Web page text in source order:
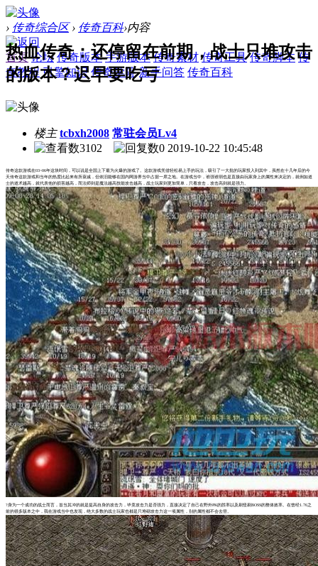
› 传奇综合区 › 传奇百科›内容
首页 论坛 传奇版本 手游版本 传奇素材 传奇工具 传奇脚本 传
奇教程 引擎知识 传奇学院 新手问答 传奇百科
热血传奇：还停留在前期，战士只堆攻击
的版本？迟早要吃亏
楼主 tcbxh2008 常驻会员Lv4
3102
0 2019-10-22 10:45:48
传奇这款游戏在03~06年这块时间，可以说是全国上下最为火爆的游戏了。这款游戏凭借轻松易上手的玩法，吸引了一大批的玩家投入到其中，虽然在十几年后的今
天传奇这款游戏和当年的热度比起来有所衰减，但依旧能够在国内网游界当中占据一席之地。在游戏当中，谁强谁弱也是直接由玩家身上的属性来决定的，就例如道
士的道术越高，就代表他的损害越高，而法师则是魔法越高技能攻击越高，战士玩家则更加简单，只看攻击，攻击高则就是强力。
?身为一个成功的战士而言，首当其冲的就是提高自身的攻击力，毕竟攻击力是否强力，直接决定了自己在野外PK的胜率以及刷怪刷BOSS的整体效率。在曾经1.76之
前的很多版本之中，我在游戏当中也发现，绝大多数的战士玩家也都是只堆砌攻击力这一项属性，别的属性都不会去管。